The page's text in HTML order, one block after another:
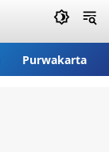
Purwakarta